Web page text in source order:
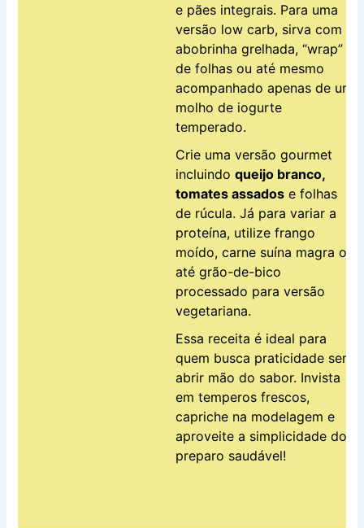
e pães integrais. Para uma
versão low carb, sirva com
abobrinha grelhada, “wrap”
de folhas ou até mesmo
acompanhado apenas de um
molho de iogurte
temperado.
Crie uma versão gourmet
incluindoqueijo branco,
tomates assados e folhas
de rúcula. Já para variar a
proteína, utilize frango
moído, carne suína magra ou
até grão-de-bico
processado para versão
vegetariana.
Essa receita é ideal para
quem busca praticidade sem
abrir mão do sabor. Invista
em temperos frescos,
capriche na modelagem e
aproveite a simplicidade do
preparo saudável!